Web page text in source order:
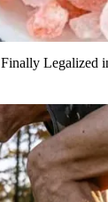
Legalized